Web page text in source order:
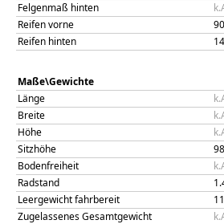
Felgenmaß hinten
Reifen vorne
Reifen hinten
Maße\Gewichte
Länge
Breite
Höhe
Sitzhöhe
Bodenfreiheit
Radstand
Leergewicht fahrbereit
Zugelassenes Gesamtgewicht